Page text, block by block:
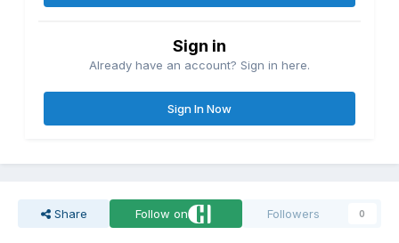
Sign in
Already have an account? Sign in here.
Sign In Now
Share Follow on Followers 0